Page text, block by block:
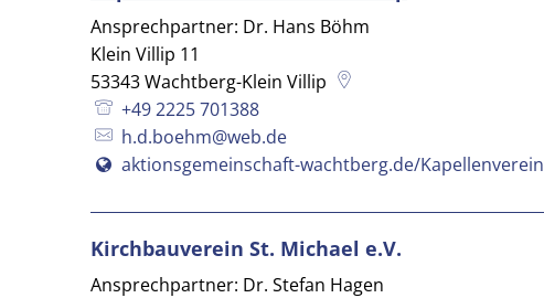
Ansprechpartner: Dr. Hans Böhm
Klein Villip 11
53343Wachtberg-Klein Villip
+49 2225 701388
h.d.boehm@web.de
aktionsgemeinschaft-wachtberg.de/Kapellenverein
Kirchbauverein St. Michael e.V.
Ansprechpartner: Dr. Stefan Hagen